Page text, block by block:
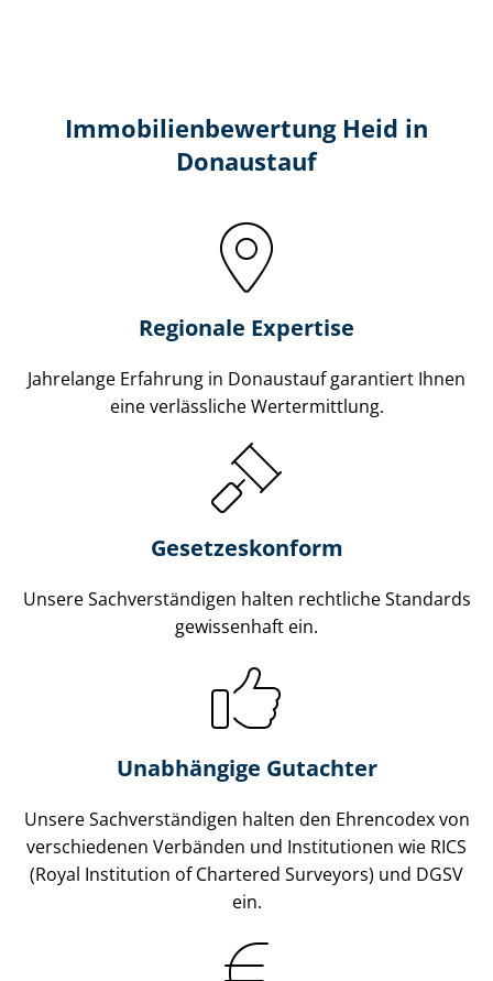
Immobilien­bewertung Heid in
Donaustauf
Regionale Expertise
Jahrelange Erfahrung in Donaustauf garantiert Ihnen
eine verlässliche Wertermittlung.
Gesetzes­konform
Unsere Sach­ver­stän­di­gen halten rechtliche Standards
gewissenhaft ein.
Unabhängige Gutachter
Unsere Sach­ver­stän­di­gen halten den Ehrencodex von
verschiedenen Verbänden und Institutionen wie RICS
(Royal Institution of Chartered Surveyors) und DGSV
ein.